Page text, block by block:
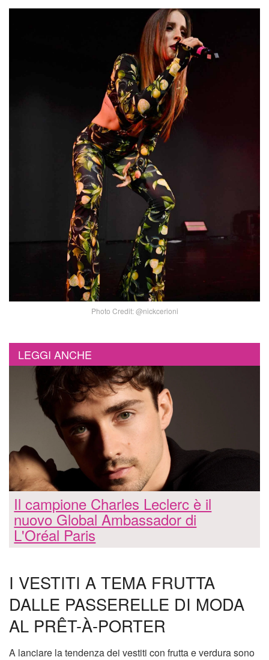
Photo Credit: @nickcerioni
LEGGI ANCHE
Il campione Charles Leclerc è il
nuovo Global Ambassador di
L'Oréal Paris
I VESTITI A TEMA FRUTTA
DALLE PASSERELLE DI MODA
AL PRÊT-À-PORTER
A lanciare la tendenza dei vestiti con frutta e verdura sono